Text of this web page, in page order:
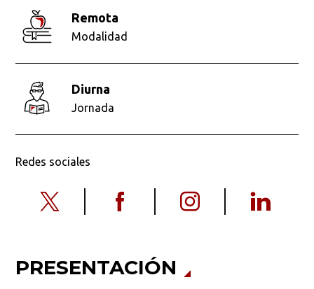
remota
Modalidad
diurna
Jornada
Redes sociales
PRESENTACIÓN